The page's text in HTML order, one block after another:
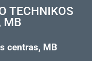
TECHNIKOS
MB
centras, MB